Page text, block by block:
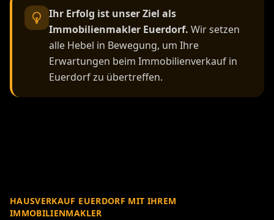
Ihr Erfolg ist unser Ziel als
Immobilienmakler Euerdorf. Wir setzen
alle Hebel in Bewegung, um Ihre
Erwartungen beim Immobilienverkauf in
Euerdorf zu übertreffen.
HAUSVERKAUF EUERDORF MIT IHREM
IMMOBILIENMAKLER